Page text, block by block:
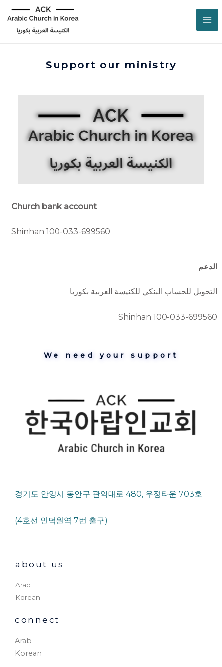
Support our ministry
Church bank account
Shinhan 100-033-699560
الدعم
التحويل للحساب البنكي للكنيسة العربية بكوريا
Shinhan 100-033-699560
We need your support
경기도 안양시 동안구 관악대로 480, 우정타운 703호
(4호선 인덕원역 7번 출구)
about us
Arab
Korean
connect
Arab
Korean